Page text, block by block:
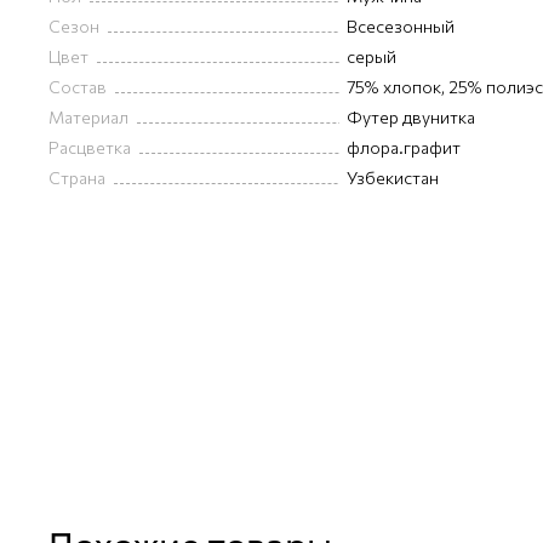
Сезон
Всесезонный
Цвет
серый
Состав
75% хлопок, 25%
Материал
Футер двунитка
Расцветка
флора.графит
Страна
Узбекистан